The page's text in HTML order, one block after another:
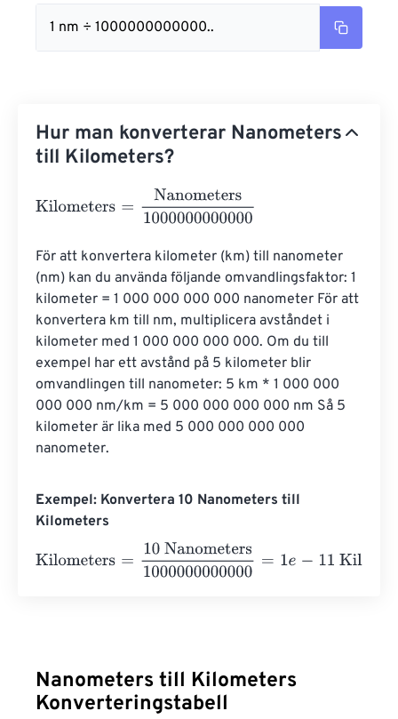
1 nm ÷ 1000000000000..
Hur man konverterar Nanometers
till Kilometers?
Kilometers Nanometers1000000000000
För att konvertera kilometer (km) till nanometer
(nm) kan du använda följande omvandlingsfaktor: 1
kilometer = 1 000 000 000 000 nanometer För att
konvertera km till nm, multiplicera avståndet i
kilometer med 1 000 000 000 000. Om du till
exempel har ett avstånd på 5 kilometer blir
omvandlingen till nanometer: 5 km * 1 000 000
000 000 nm/km = 5 000 000 000 000 nm Så 5
kilometer är lika med 5 000 000 000 000
nanometer.
Exempel: Konvertera 10 Nanometers till
Kilometers
Kilometers
10 Nanometers1000000000000 = e-11
Nanometers till Kilometers
Konverteringstabell